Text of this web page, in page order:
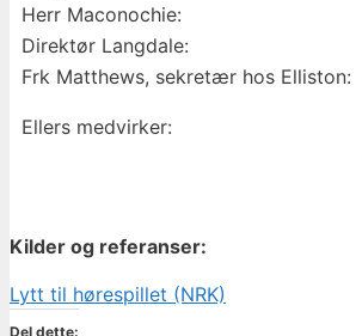
Herr Maconochie:
Direktør Langdale:
Frk Matthews, sekretær hos Elliston:
Ellers medvirker:
Kilder og referanser:
Lytt til hørespillet (NRK)
Del dette: